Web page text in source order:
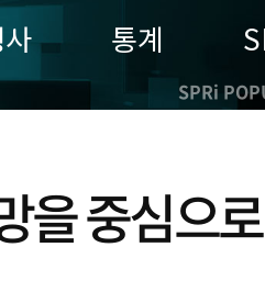
통계
SPRi
을 중심으로